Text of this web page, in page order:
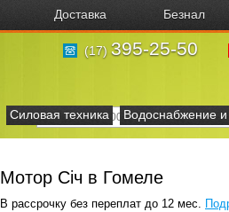
Доставка Безнал
(17) 395-25-50
Силовая техника Водоснабжение и
Мотор Сiч в Гомеле
В рассрочку без переплат до 12 мес.